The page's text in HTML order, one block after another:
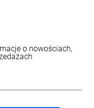
o nowościach,